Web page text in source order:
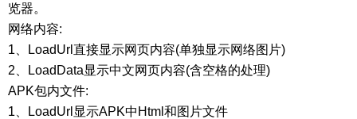
览器。
网络内容:
1、LoadUrl直接显示网页内容(单独显示网络图片)
2、LoadData显示中文网页内容(含空格的处理)
APK包内文件:
1、LoadUrl显示APK中Html和图片文件